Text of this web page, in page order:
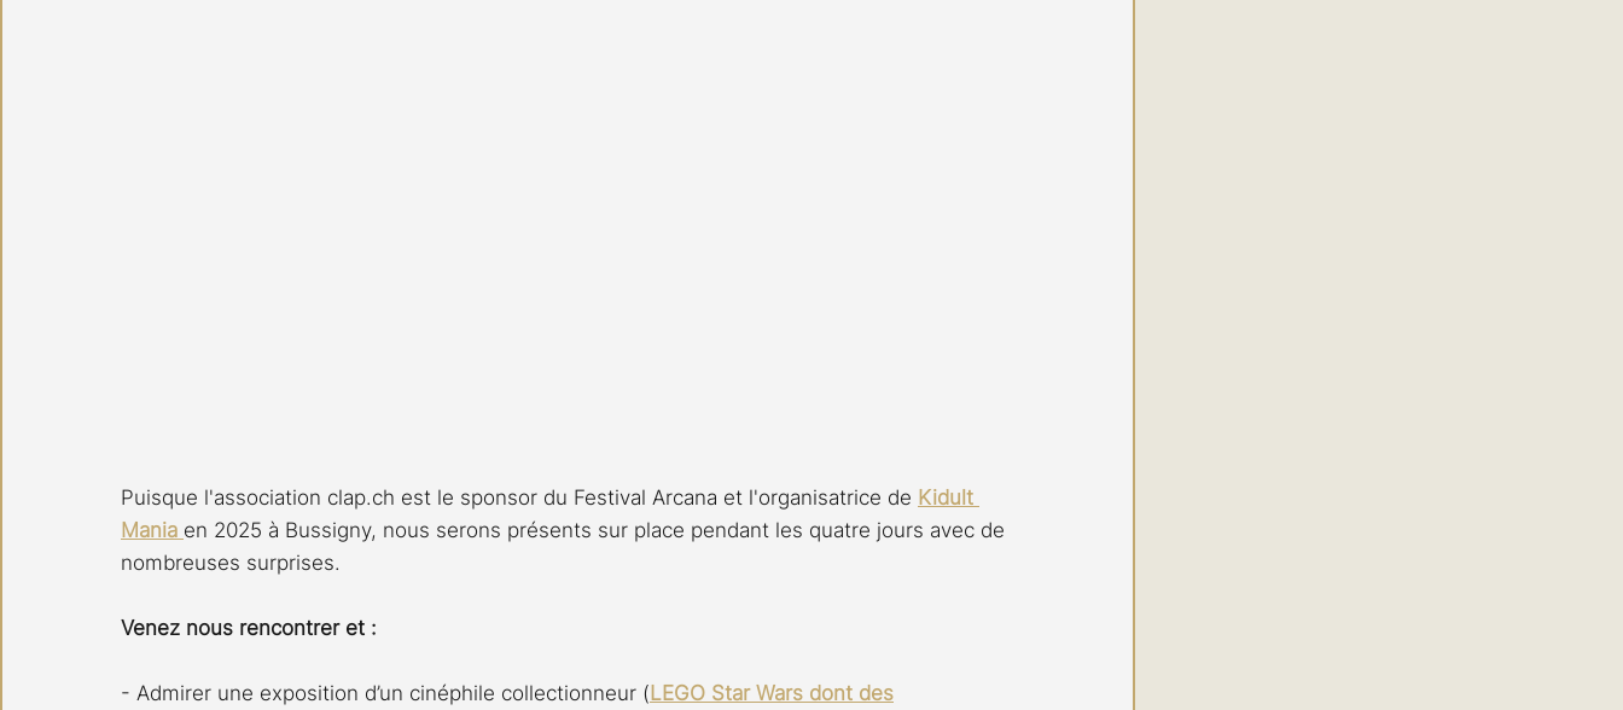
Puisque l'association clap.ch est le sponsor du Festival Arcana et l'organisatrice de Kidult
Mania en 2025 à Bussigny, nous serons présents sur place pendant les quatre jours avec de
nombreuses surprises.
Venez nous rencontrer et :
- Admirer une exposition d’un cinéphile collectionneur (LEGO Star Wars dont des